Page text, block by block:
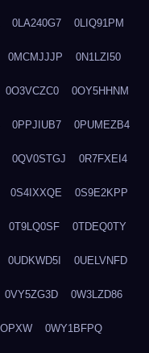
0LA240G7 0LIQ91PM
0MCMJJJP 0N1LZI50
0O3VCZC0 0OY5HHNM
0PPJIUB7 0PUMEZB4
0QV0STGJ 0R7FXEI4
0S4IXXQE 0S9E2KPP
0T9LQ0SF 0TDEQ0TY
0UDKWD5I 0UELVNFD
0VY5ZG3D 0W3LZD86
0WY1BFPQ